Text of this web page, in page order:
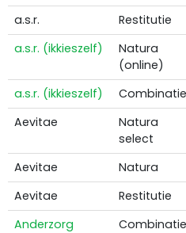
a.s.r.
Restitutie
a.s.r. (ikkieszelf)
Natura
(online)
a.s.r. (ikkieszelf) Combinatie
Aevitae
Natura
select
Aevitae Natura
Aevitae
Restitutie
Anderzorg
Combinatie